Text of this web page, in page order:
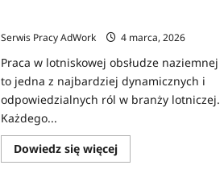
Serwis Pracy AdWork
4 marca, 2026
Praca w lotniskowej obsłudze naziemnej
to jedna z najbardziej dynamicznych i
odpowiedzialnych ról w branży lotniczej.
Każdego...
Dowiedz się więcejDowiedz
się